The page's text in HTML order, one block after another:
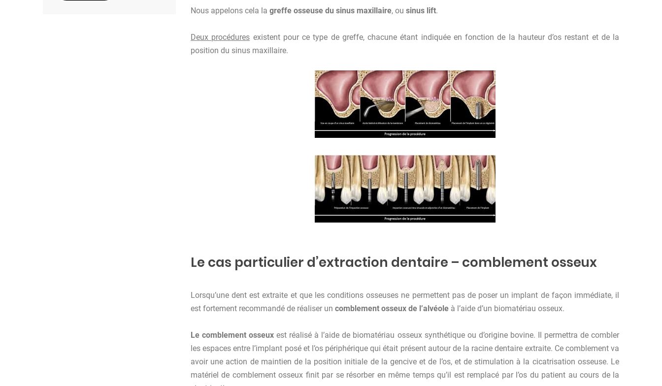
Nous appelons cela la greffe osseuse du sinus maxillaire, ou sinus lift.
Deux procédures existent pour ce type de greffe, chacune étant indiquée en fonction de la hauteur d’os restant et de la
position du sinus maxillaire.
Le cas particulier d’extraction dentaire – comblement osseux
Lorsqu’une dent est extraite et que les conditions osseuses ne permettent pas de poser un implant de façon immédiate, il
est fortement recommandé de réaliser un comblement osseux de l’alvéole à l’aide d’un biomatériau osseux.
Le comblement osseux est réalisé à l’aide de biomatériau osseux synthétique ou d’origine bovine. Il permettra de combler
les espaces entre l’implant posé et l’os périphérique qui était présent autour de la racine dentaire extraite. Ce comblement va
avoir une action de maintien de la position initiale de la gencive et de l’os, et de stimulation à la cicatrisation osseuse. Le
matériel de comblement osseux finit par se résorber en même temps qu’il est remplacé par l’os du patient au cours de la